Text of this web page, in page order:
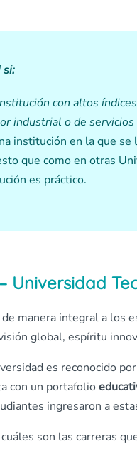
si:
con altos
industrial o de servicios
institución en la que
que como en otras
es práctico.
Universidad
manera integral a los
global, espíritu
es reconocido
con un portafolio
ingresaron a
son las carreras